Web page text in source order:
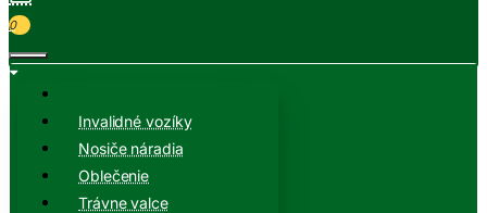
0
Invalidné vozíky
Nosiče náradia
Oblečenie
Trávne valce